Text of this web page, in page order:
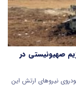
صهیونیستی در
نیروهای ارتش این